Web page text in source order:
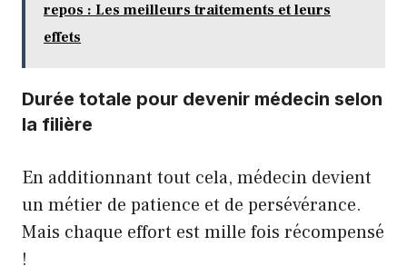
repos : Les meilleurs traitements et leurs
effets
Durée totale pour devenir médecin selon
la filière
En additionnant tout cela, médecin devient
un métier de patience et de persévérance.
Mais chaque effort est mille fois récompensé
!